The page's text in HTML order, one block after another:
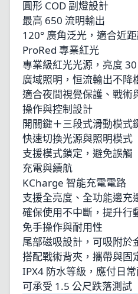
圓形 COD 副燈設計
最高 650 流明輸出
120° 廣角泛光，適合近
ProRed 專業紅光
專業級紅光光源，亮度
廣域照明，恒流輸出不降
適合夜間視覺保護、戰術
操作與控制設計
開關鍵＋三段式滑動模式
快速切換光源與照明模式
支援模式鎖定，避免誤觸
充電與續航
KCharge 智能充電電路
支援全亮度、全功能邊充
確保使用不中斷，提升行
免手操作與耐用性
尾部磁吸設計，可吸附於
搭配戰術背夾，攜帶與固
IPX4 防水等級，應付日
可承受 1.5 公尺跌落測試